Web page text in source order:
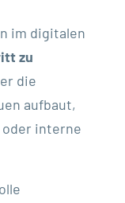
im digitalen
zu
die
aufbaut,
interne